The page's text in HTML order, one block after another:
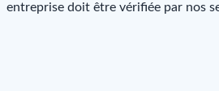
entreprise doit être vérifiée par nos